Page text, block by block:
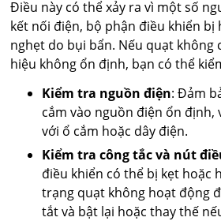
Điều này có thể xảy ra vì một số
kết nối điện, bộ phận điều khiển bị
nghẹt do bụi bẩn. Nếu quạt không
hiệu không ổn định, bạn có thể
Kiểm tra nguồn điện: Đảm
cắm vào nguồn điện ổn định,
với ổ cắm hoặc dây điện.
Kiểm tra công tắc và nút
điều khiển có thể bị kẹt hoặc
trạng quạt không hoạt động
tắt và bật lại hoặc thay thế